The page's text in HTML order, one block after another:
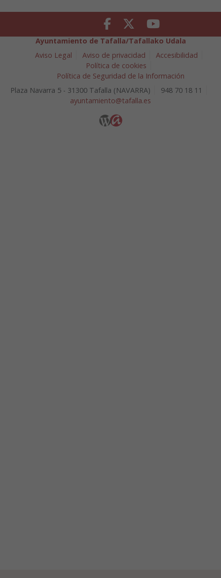
Facebook Twitter Youtube
Ayuntamiento de Tafalla/Tafallako Udala
Aviso Legal
Aviso de privacidad
Accesibilidad
Política de cookies
Política de Seguridad de la Información
Plaza Navarra 5 - 31300 Tafalla (NAVARRA)
948 70 18 11
ayuntamiento@tafalla.es